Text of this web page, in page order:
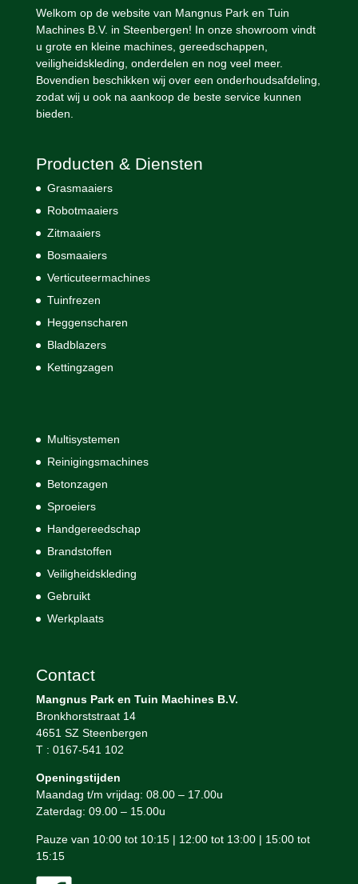
Welkom op de website van Mangnus Park en Tuin
Machines B.V. in Steenbergen! In onze showroom vindt
u grote en kleine machines, gereedschappen,
veiligheidskleding, onderdelen en nog veel meer.
Bovendien beschikken wij over een onderhoudsafdeling,
zodat wij u ook na aankoop de beste service kunnen
bieden.
Producten & Diensten
Grasmaaiers
Robotmaaiers
Zitmaaiers
Bosmaaiers
Verticuteermachines
Tuinfrezen
Heggenscharen
Bladblazers
Kettingzagen
Multisystemen
Reinigingsmachines
Betonzagen
Sproeiers
Handgereedschap
Brandstoffen
Veiligheidskleding
Gebruikt
Werkplaats
Contact
Mangnus Park en Tuin Machines B.V.
Bronkhorststraat 14
4651 SZ Steenbergen
T : 0167-541 102
Openingstijden
Maandag t/m vrijdag: 08.00 – 17.00u
Zaterdag: 09.00 – 15.00u
Pauze van 10:00 tot 10:15 | 12:00 tot 13:00 | 15:00 tot
15:15